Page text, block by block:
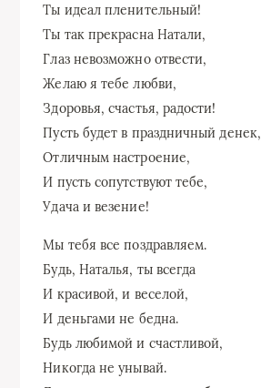
Ты идеал пленительный!
Ты так прекрасна Натали,
Глаз невозможно отвести,
Желаю я тебе любви,
Здоровья, счастья, радости!
Пусть будет в праздничный денек,
Отличным настроение,
И пусть сопутствуют тебе,
Удача и везение!
Мы тебя все поздравляем.
Будь, Наталья, ты всегда
И красивой, и веселой,
И деньгами не бедна.
Будь любимой и счастливой,
Никогда не унывай.